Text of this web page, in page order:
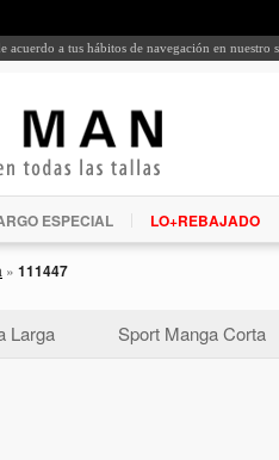
a tus hábitos de navegación en
ESPECIAL LO+REBAJADO
» 111447
Larga Sport Manga Corta